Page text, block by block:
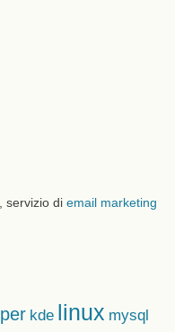
, servizio di email marketing
kde linux mysql